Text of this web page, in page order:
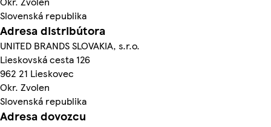
Slovenská republika
Adresa distribútora
UNITED BRANDS SLOVAKIA, s.r.o.
Lieskovská cesta 126
962 21 Lieskovec
Okr. Zvolen
Slovenská republika
Adresa dovozcu